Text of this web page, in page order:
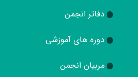
دفاتر انجمن
دوره های آموزشی
مربیان انجمن